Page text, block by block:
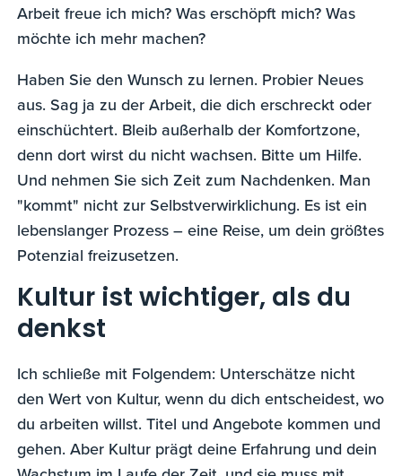
Arbeit freue ich mich? Was erschöpft mich? Was
möchte ich mehr machen?
Haben Sie den Wunsch zu lernen. Probier Neues
aus. Sag ja zu der Arbeit, die dich erschreckt oder
einschüchtert. Bleib außerhalb der Komfortzone,
denn dort wirst du nicht wachsen. Bitte um Hilfe.
Und nehmen Sie sich Zeit zum Nachdenken. Man
"kommt" nicht zur Selbstverwirklichung. Es ist ein
lebenslanger Prozess – eine Reise, um dein größtes
Potenzial freizusetzen.
Kultur ist wichtiger, als du
denkst
Ich schließe mit Folgendem: Unterschätze nicht
den Wert von Kultur, wenn du dich entscheidest, wo
du arbeiten willst. Titel und Angebote kommen und
gehen. Aber Kultur prägt deine Erfahrung und dein